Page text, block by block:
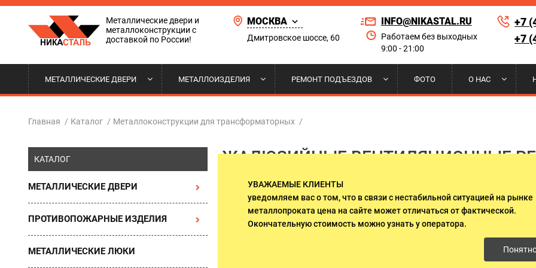
Металлические двери и
металлоконструкции с
доставкой по России!
МОСКВА
Дмитровское шоссе, 60
INFO@NIKASTAL.RU
Работаем без выходных
9:00 - 21:00
+7
+7
МЕТАЛЛИЧЕСКИЕ ДВЕРИ
ТЕРМОДВЕРИ КВАРТИРНЫЕ
АРОЧНЫЕ ДВЕРИ ДВЕРИ ИЗ МАССИВА ДЕРЕВА
ДВЕРИ В КОТТЕДЖ И ДОМ ДВЕРИ СО СТЕКЛОМ И КОВКОЙ
ДВЕРИ В ОФИС ДВЕРИ ДЛЯ ДАЧИ
ПОДЪЕЗДНЫЕ ДВЕРИ ДВЕРИ С ОСТЕКЛЕНИЕМ
МЕТАЛЛОИЗДЕЛИЯ
СТАВНИ НА ОКНА РЕШЕТКИ НА КОНДИЦИОНЕР
КОЗЫРЬКИ НАД КРЫЛЬЦОМ
РЕМОНТ ПОДЪЕЗДОВ
ДВЕРИ ВХОДНОЙ ГРУППЫ ТАМБУРНЫЕ ДВЕРИ
ДВЕРИ ДЛЯ ТЕХНИЧЕСКИХ
ЛЕСТНИЧНЫЕ МАРШИ
ФОТО О НАС
НАШИ РАБОТЫ ДОСТАВКА И УСТАНОВКА
ОПЛАТА И ГАРАНТИИ СЕРТИФИКАТЫ
Главная / Каталог / Металлоконструкции для трансформаторных /
ЖАЛЮЗИЙНЫЕ ВЕНТИЛЯЦИОННЫЕ
Решетка для подстанции входит в перечень продукции,
работает, начиная с 2002 года. Мы используем современные
конструкции, отвечающие международным стандартам.
КАТАЛОГ
МЕТАЛЛИЧЕСКИЕ ДВЕРИ
ПРОТИВОПОЖАРНЫЕ ИЗДЕЛИЯ
МЕТАЛЛИЧЕСКИЕ ЛЮКИ
УВАЖАЕМЫЕ КЛИЕНТЫ
уведомляем вас о том, что в связи с нестабильной ситуацией на рынке
металлопроката цена на сайте может отличаться от фактической.
Окончательную стоимость можно узнать у оператора.